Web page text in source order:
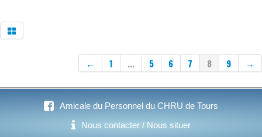
← 1 ... 5 6 7 8 9 →
Amicale du Personnel du CHRU de Tours
Nous contacter / Nous situer